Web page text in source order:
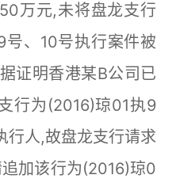
万元,未将盘龙支行
、10号执行案件被
证明香港某B公司已
行为(2016)琼01执9
行人,故盘龙支行请求
加该行为(2016)琼0